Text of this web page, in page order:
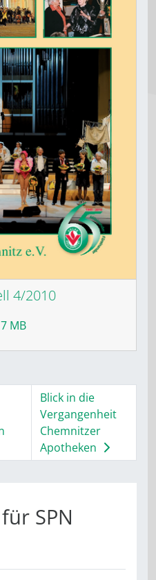
4/2010
MB
Blick in die
Vergangenheit
Chemnitzer
Apotheken
SPN